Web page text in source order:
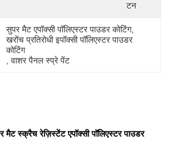
टन
सुपर मैट एपॉक्सी पॉलिएस्टर पाउडर कोटिंग,
खरोंच प्रतिरोधी इपॉक्सी पॉलिएस्टर पाउडर
कोटिंग
, वाशर पैनल स्प्रे पेंट
स्क्रैच रेज़िस्टेंट एपॉक्सी पॉलिएस्टर पाउडर